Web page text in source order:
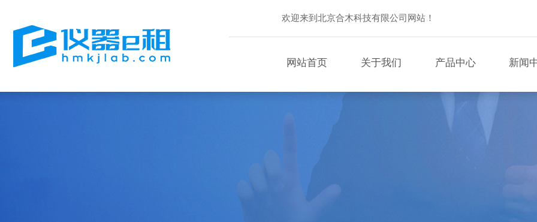
欢迎来到北京合木科技有限公司网站！
网站首页 关于我们 产品中心 新闻